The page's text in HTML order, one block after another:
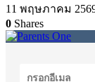
11 พฤษภาคม
0 Shares